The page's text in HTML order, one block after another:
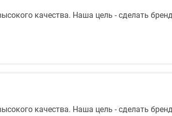
качества. Наша цель - сделать
качества. Наша цель - сделать